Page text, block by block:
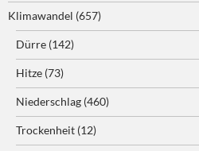
Klimawandel (657)
Dürre (142)
Hitze (73)
Niederschlag (460)
Trockenheit (12)